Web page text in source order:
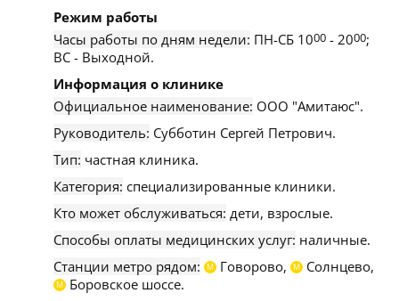
Режим работы
Часы работы по дням недели: ПН-СБ 1000 - 2000;
ВС - Выходной.
Информация о клинике
Официальное наименование: ООО "Амитаюс".
Руководитель: Субботин Сергей Петрович.
Тип: частная клиника.
Категория: специализированные клиники.
Кто может обслуживаться: дети, взрослые.
Способы оплаты медицинских услуг: наличные.
Станции метро рядом:
М Говорово, М Солнцево,
М
Боровское шоссе.